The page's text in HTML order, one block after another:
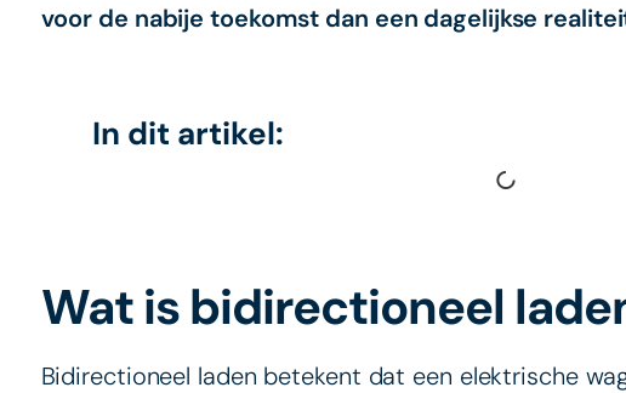
voor de nabije toekomst dan een dagelijkse
In dit artikel:
Wat is bidirectioneel
Bidirectioneel laden betekent dat een elektrische